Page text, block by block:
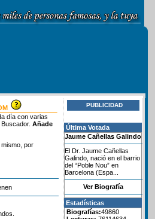
día con varias
Añade
por
PUBLICIDAD
Última Votada
Jaume Cañellas Galindo
El Dr. Jaume Cañellas
Galindo, nació en el barrio
del “Poble Nou” en
Barcelona (Espa...
Ver Biografía
Estadísticas
Biografías:49860